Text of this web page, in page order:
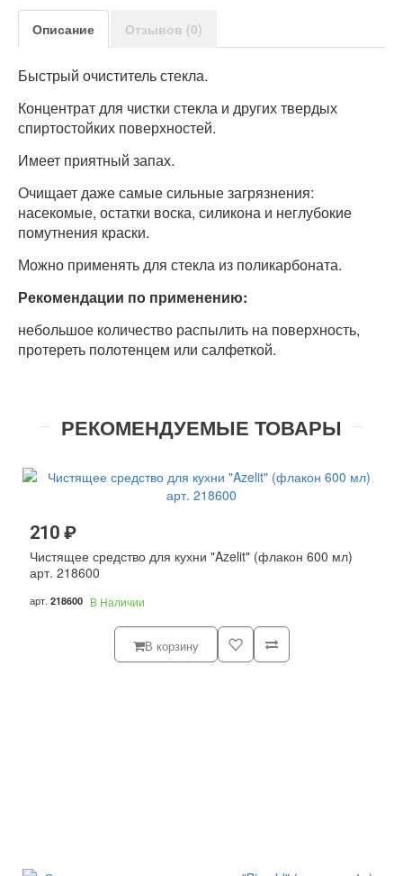
Описание Отзывов (0)
Быстрый очиститель стекла.
Концентрат для чистки стекла и других твердых
спиртостойких поверхностей.
Имеет приятный запах.
Очищает даже самые сильные загрязнения:
насекомые, остатки воска, силикона и неглубокие
помутнения краски.
Можно применять для стекла из поликарбоната.
Рекомендации по применению:
небольшое количество распылить на поверхность,
протереть полотенцем или салфеткой.
РЕКОМЕНДУЕМЫЕ ТОВАРЫ
210 ₽
Чистящее средство для кухни "Azelit" (флакон 600 мл)
арт. 218600
арт. 218600 В Наличии
В корзину